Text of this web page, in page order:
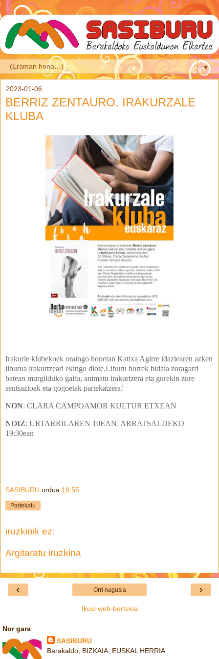
▼
2023-01-06
BERRIZ ZENTAURO. IRAKURZALE
KLUBA
Irakurle klubekoek oraingo honetan Katixa Agirre idazlearen azken
liburua irakurtzeari ekingo diote.Liburu horrek bidaia zoragarri
batean murgilduko gaitu, animatu irakurtzera eta gurekin zure
sentsazioak eta gogoetak partekatzera!
NON: CLARA CAMPOAMOR KULTUR ETXEAN
NOIZ: URTARRILAREN 10EAN. ARRATSALDEKO
19:30ean
SASIBURU ordua 18:55
Partekatu
iruzkinik ez:
Argitaratu iruzkina
‹ ›
Orri nagusia
Ikusi web-bertsioa
Nor gara
SASIBURU
Barakaldo, BIZKAIA, EUSKAL HERRIA